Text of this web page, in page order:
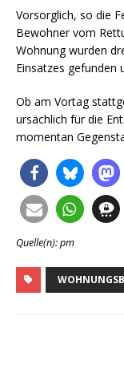
Vorsorglich, so die
Bewohner vom
Wohnung wurden
Einsatzes gefunden
Ob am Vortag
ursächlich für die
momentan
Quelle(n): pm